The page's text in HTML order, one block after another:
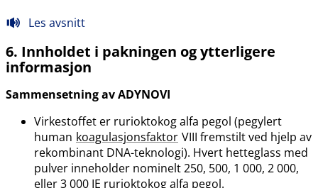
Les avsnitt
6. Innholdet i pakningen og ytterligere
informasjon
Sammensetning av ADYNOVI
Virkestoffet er rurioktokog alfa pegol (pegylert
human koagulasjonsfaktor VIII fremstilt ved hjelp av
rekombinant DNA-teknologi). Hvert hetteglass med
pulver inneholder nominelt 250, 500, 1 000, 2 000,
eller 3 000 IE rurioktokog alfa pegol.